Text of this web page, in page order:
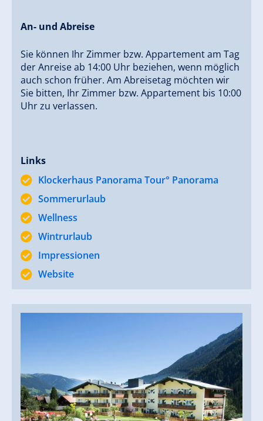
An- und Abreise
Sie können Ihr Zimmer bzw. Appartement am Tag
der Anreise ab 14:00 Uhr beziehen, wenn möglich
auch schon früher. Am Abreisetag möchten wir
Sie bitten, Ihr Zimmer bzw. Appartement bis 10:00
Uhr zu verlassen.
Links
Klockerhaus Panorama Tour° Panorama
Sommerurlaub
Wellness
Wintrurlaub
Impressionen
Website